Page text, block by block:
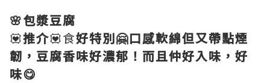
🌸包漿豆腐
💟推介💟食好特別🤗口感軟綿但又帶點煙
韌，豆腐香味好濃郁！而且仲好入味，好
味😋